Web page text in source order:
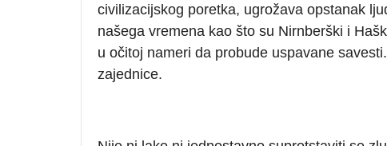
civilizacijskog poretka, ugrožava opstanak
našega vremena kao što su Nirnberški i
u očitoj nameri da probude uspavane
zajednice.